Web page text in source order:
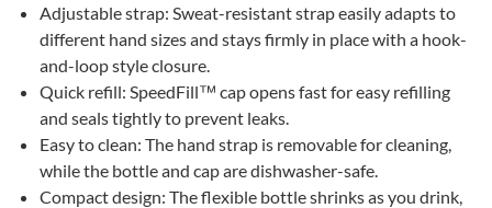
Adjustable strap: Sweat-resistant strap easily adapts to
different hand sizes and stays firmly in place with a hook-
and-loop style closure.
Quick refill: SpeedFill™ cap opens fast for easy refilling
and seals tightly to prevent leaks.
Easy to clean: The hand strap is removable for cleaning,
while the bottle and cap are dishwasher-safe.
Compact design: The flexible bottle shrinks as you drink,